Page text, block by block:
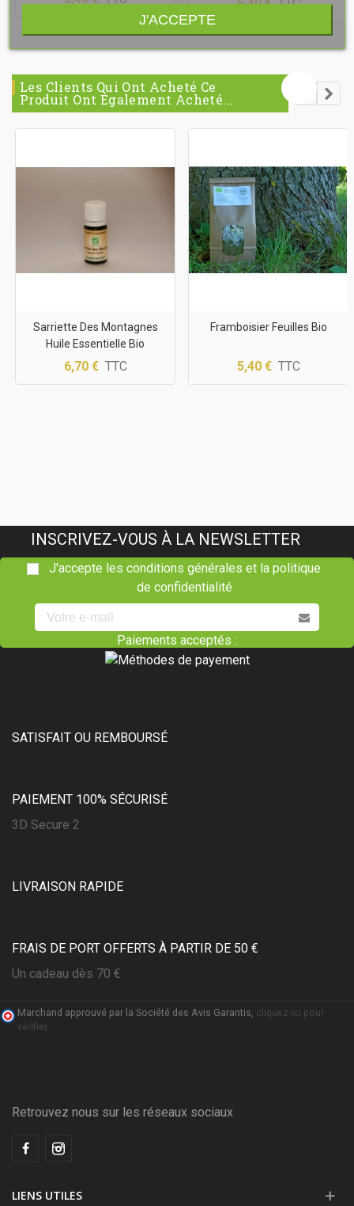
5,40 € TTC
Les Clients Qui Ont Acheté Ce
Produit Ont Également Acheté...
Sarriette Des Montagnes
Huile Essentielle Bio
6,70 € TTC
Framboisier Feuilles Bio
5,40 € TTC
INSCRIVEZ-VOUS À LA NEWSLETTER
J'accepte les conditions générales et la politique
de confidentialité
Paiements acceptés :
SATISFAIT OU REMBOURSÉ
PAIEMENT 100% SÉCURISÉ
3D Secure 2
LIVRAISON RAPIDE
FRAIS DE PORT OFFERTS À PARTIR DE 50 €
Un cadeau dès 70 €
Marchand approuvé par la Société des Avis Garantis, cliquez ici pour
vérifier.
J'ACCEPTE
Retrouvez nous sur les réseaux sociaux
LIENS UTILES